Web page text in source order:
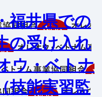
福井県での
の受け入れ
ウ・ベトナ
技能実習監